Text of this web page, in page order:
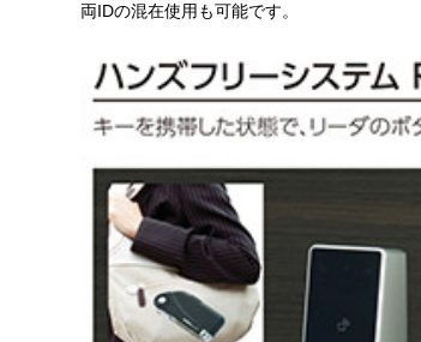
両IDの混在使用も可能です。